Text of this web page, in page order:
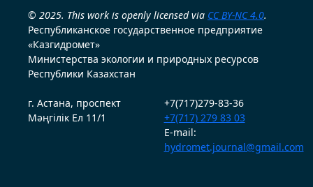
© 2025. This work is openly licensed via CC BY-NC 4.0.
Республиканское государственное предприятие
«Казгидромет»
Министерства экологии и природных ресурсов
Республики Казахстан
г. Астана, проспект
Мәңгілік Ел 11/1
+7(717)279-83-36
+7(717) 279 83 03
E-mail:
hydromet.journal@gmail.com